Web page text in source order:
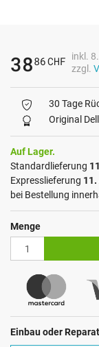
3886CHF
inkl.
zzgl.
30 Tage
Original
Auf Lager.
Standardlieferung
Expresslieferung
bei Bestellung
Menge
Einbau oder